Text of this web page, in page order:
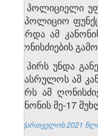
2. პოლიციელი
საპოლიციო
გარდა ამ
ღონისძიების
3. პირს უნდა
შეასრულოს ამ
პირს ამ
კანონის მე-17
საქართველოს 2021